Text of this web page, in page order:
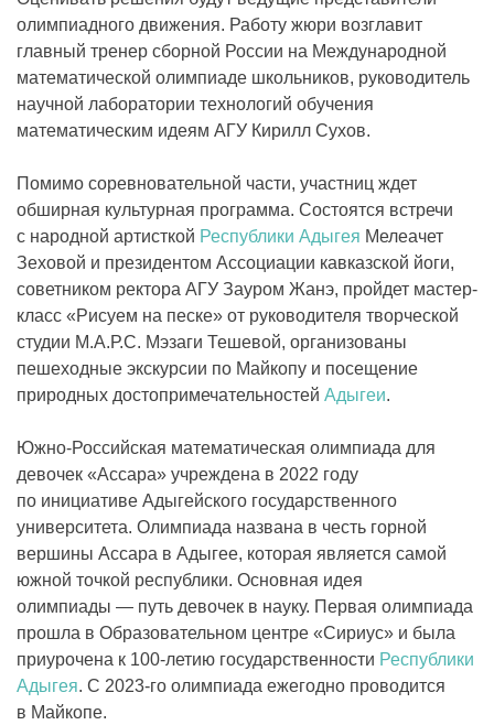
олимпиадного движения. Работу жюри возглавит
главный тренер сборной России на Международной
математической олимпиаде школьников, руководитель
научной лаборатории технологий обучения
математическим идеям АГУ Кирилл Сухов.
Помимо соревновательной части, участниц ждет
обширная культурная программа. Состоятся встречи
с народной артисткой Республики Адыгея Мелеачет
Зеховой и президентом Ассоциации кавказской йоги,
советником ректора АГУ Зауром Жанэ, пройдет мастер-
класс «Рисуем на песке» от руководителя творческой
студии М.А.Р.С. Мэзаги Тешевой, организованы
пешеходные экскурсии по Майкопу и посещение
природных достопримечательностей Адыгеи.
Южно-Российская математическая олимпиада для
девочек «Ассара» учреждена в 2022 году
по инициативе Адыгейского государственного
университета. Олимпиада названа в честь горной
вершины Ассара в Адыгее, которая является самой
южной точкой республики. Основная идея
олимпиады — путь девочек в науку. Первая олимпиада
прошла в Образовательном центре «Сириус» и была
приурочена к 100-летию государственности Республики
Адыгея. С 2023-го олимпиада ежегодно проводится
в Майкопе.